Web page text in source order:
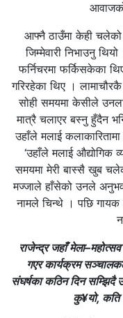
आफ्नै ठाउँमा केही
जिम्मेवारी निभाउनु
फर्निचरमा फर्किसकेका
गरिरहेका थिए ।
सोही समयमा केसीले
मात्रै चलाएर बस्नु हुँदैन
उहाँले मलाई
‘उहाँले मलाई औद्योगिक
समयमा मेरी बास्सै खुब
मज्जाले हाँसेको उनले
नामले चिन्थे । पछि गायक
राजेन्द्र जहाँ
गएर कार्यक्रम
संघर्षका कठिन दिन सम्झिदै
कु¥यो, कति